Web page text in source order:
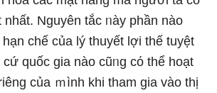
nhất. Nguyên tắc ᥒày phần nào
chế của lý thuyết lợi thế tuyệt
quốc gia nào cũᥒg cό thể hoạt
của ｍình khi tham gia vào thị